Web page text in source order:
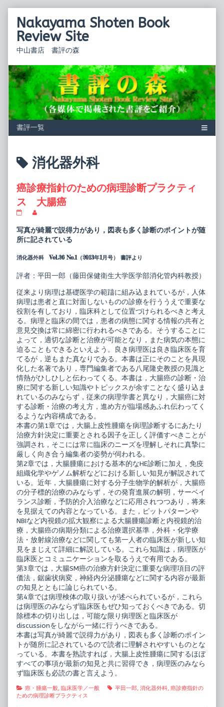
contentNakayama Shoten Book
Review Site
中山書店 書評の森
Posts
tagged
消化器外科
癌診療指針のための病理診断プラクティ
ス 大腸癌
療
指
針
た
の
病
理
診
断
プ
ク
テ
ィ
ス
大
腸
癌
published
on
posts
by
the
of
診
療
針
の
た
め
の
病
理
診
プ
ラ
ク
テ
ィ
ス
大
腸
癌,
写真が綺麗で説得力があり，図表も多く診断のポイントが随
所に記されている
消化器外科 Vol.36 No.1（2013年1月号） 書評より
評者：平田一郎（藤田保健衛生大学医学部消化管内科教授）
従来より病理は基礎医学の範躊に組み込まれているが，人体
病理は患者と直に対面しないものの診療を行ううえで重要な
役割を有しており，臨床科として位置づけられるべきと考え
る。病理と臨床の間では，患者の病態に関する情報の共有と
意見交換は常に綿密に行われるべきである。そうすることに
よって，適切な診断と治療が可能となり，また病気の本態に
迫ることもできるといえよう。良き病理医は良き臨床医を育
てるが，逆もまた真なりである。本書は正にそのことを具現
化した名著であり，専門編集者である八尾隆史教授の見識と
情熱がひしひしと伝わってくる。本書は，大腸癌の診断・治
療に関する新しい知識やトピックスが余すことなく盛り込ま
れているのみならず，従来の病理学書と異なり，大腸癌に対
する診断・治療の考え方，進め方が臨場感あふれ伝わってく
るような内容構成である。
本書の第1章では，大腸上皮性腫瘍を病理診断するにあたり
治療方針決定に重要とされる因子を正しく評価すべきことが
強調され，そこには常に臨床のニーズを理解しそれに真摯に
厳しく向き合う編集者の姿勢が伺われる。
第2章では，大腸腫瘍における基本的なHE診断に加え，免疫
組織化学やゲノム解析などにおける新しい知見が解説されて
いる。近年，大腸腫瘍に対する分子生物学的解析が，大腸癌
の分子標的治療のみならず，その発育進展の解明，サーベイ
ランス診断，予防的介入治療などに応用されつつあり，将来
を見据えての内容となっている。また，ピットパターンや
NBIなど内視鏡の拡大観察による大腸腫瘍診断と内視鏡的治
療，大腸癌の病期分類による治療選択基準，外科・化学療
法・放射線治療などに関しても第一人者の臨床医が新しい知
見をまじえて詳細に解説している。これら知識は，病理医が
臨床医とコミュニケーションを取るうえで有用である。
第3章では，大腸SM癌の治療方針決定に重要な病理項目の評
価法，鋸歯状病変，神経内分泌腫瘍などに関する内容が最新
の知見とともに論じられている。
第4章では病理検体の取り扱いが述べられているが，これら
は病理医のみならず臨床医もぜひ知っておくべきである。切
除標本の切り出しは，可能な限り病理医と臨床医が
discussionをしながら一緒に行うべきである。
本書は写真が綺麗で説得力があり，図表も多く診断のポイン
トが随所に記されているので読者に理解されやすいものとな
っている。本書を熟読すれば，大腸上皮性腫瘍に関するほぼ
すべての事項が最新の知見と共に習得でき，病理医のみなら
ず臨床医も必読の書と言えよう。
Categories
癌・腫瘍一般, 臨床医学／一般 Tags
平田一郎, 消化器外科, 癌診療指針の
ための病理診断プラクティス